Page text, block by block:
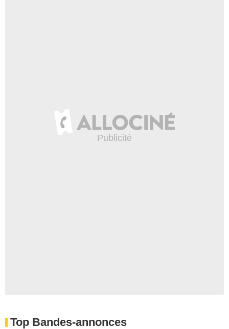
Top Bandes-annonces